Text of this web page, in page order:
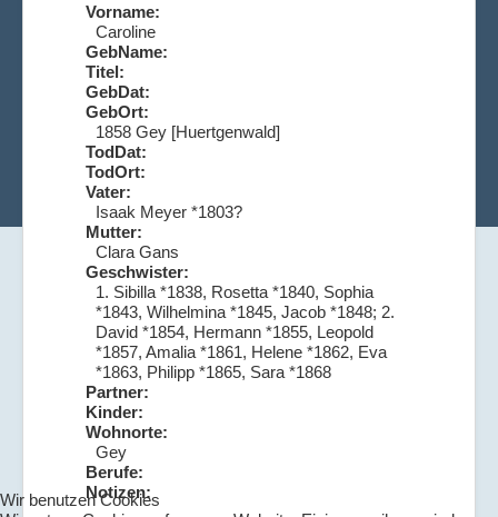
Vorname:
Caroline
GebName:
Titel:
GebDat:
GebOrt:
1858 Gey [Huertgenwald]
TodDat:
TodOrt:
Vater:
Isaak Meyer *1803?
Mutter:
Clara Gans
Geschwister:
1. Sibilla *1838, Rosetta *1840, Sophia
*1843, Wilhelmina *1845, Jacob *1848; 2.
David *1854, Hermann *1855, Leopold
*1857, Amalia *1861, Helene *1862, Eva
*1863, Philipp *1865, Sara *1868
Partner:
Kinder:
Wohnorte:
Gey
Berufe:
Notizen:
Wir benutzen Cookies